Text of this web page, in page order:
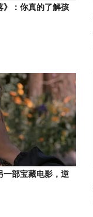
》：你真的了解孩
一部宝藏电影，逆